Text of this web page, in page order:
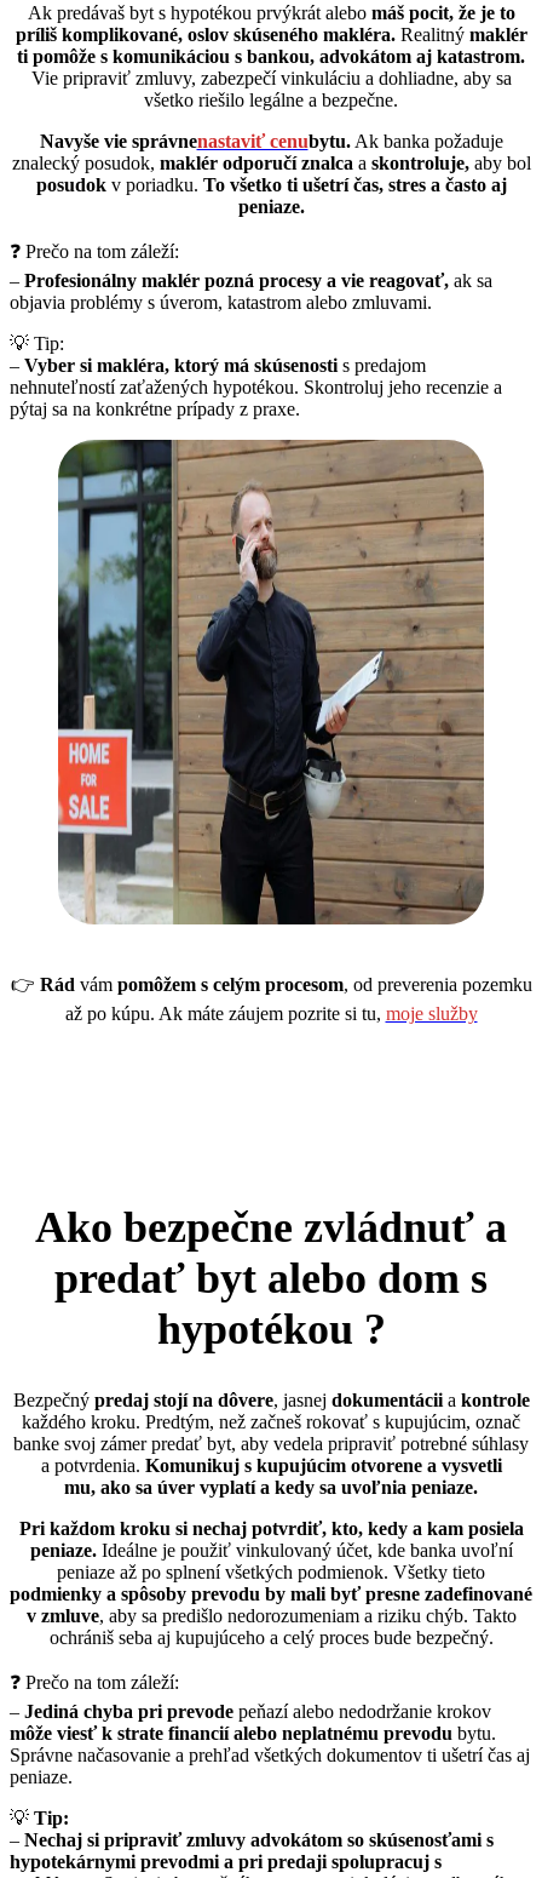
Ak predávaš byt s hypotékou prvýkrát alebo máš pocit, že je to
príliš komplikované, oslov skúseného makléra.Realitný maklér
ti pomôže s komunikáciou s bankou, advokátom aj katastrom.
Vie pripraviť zmluvy, zabezpečí vinkuláciu a dohliadne, aby sa
všetko riešilo legálne a bezpečne.
Navyše vie správnenastaviť cenubytu.Ak banka požaduje
znalecký posudok, maklér odporučí znalca a skontroluje, aby bol
posudokv poriadku. To všetko ti ušetrí čas, stres a často aj
peniaze.
❓ Prečo na tom záleží:
– Profesionálny maklér pozná procesy a vie reagovať, ak sa
objavia problémy s úverom, katastrom alebo zmluvami.
💡 Tip:
– Vyber si makléra, ktorý má skúsenosti s predajom
nehnuteľností zaťažených hypotékou. Skontroluj jeho recenzie a
pýtaj sa na konkrétne prípady z praxe.
👉 Rád vám pomôžem s celým procesom, od preverenia pozemku
až po kúpu. Ak máte záujem pozrite si tu, moje služby
Ako bezpečne zvládnuť a
predať byt alebo dom s
hypotékou ?
Bezpečný predaj stojí na dôvere, jasnej dokumentáciia kontrole
každého kroku. Predtým, než začneš rokovať s kupujúcim, označ
banke svoj zámer predať byt, aby vedela pripraviť potrebné súhlasy
a potvrdenia. Komunikuj s kupujúcim otvorene a vysvetli
mu, ako sa úver vyplatí a kedy sa uvoľnia peniaze.
Pri každom kroku si nechaj potvrdiť, kto, kedy a kam posiela
peniaze. Ideálne je použiť vinkulovaný účet, kde banka uvoľní
peniaze až po splnení všetkých podmienok. Všetky tieto
podmienky a spôsoby prevodu by mali byť presne zadefinované
v zmluve, aby sa predišlo nedorozumeniam a riziku chýb. Takto
ochrániš seba aj kupujúceho a celý proces bude bezpečný.
❓ Prečo na tom záleží:
– Jediná chyba pri prevode peňazí alebo nedodržanie krokov
môže viesť k strate financií alebo neplatnému prevodu bytu.
Správne načasovanie a prehľad všetkých dokumentov ti ušetrí čas aj
peniaze.
💡 Tip:
– Nechaj si pripraviť zmluvy advokátom so skúsenosťami s
hypotekárnymi prevodmi a pri predaji spolupracuj s